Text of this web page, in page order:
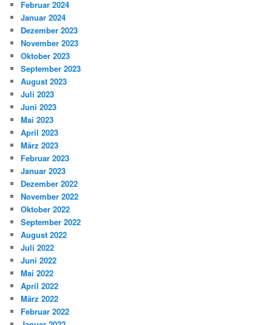
Februar 2024
Januar 2024
Dezember 2023
November 2023
Oktober 2023
September 2023
August 2023
Juli 2023
Juni 2023
Mai 2023
April 2023
März 2023
Februar 2023
Januar 2023
Dezember 2022
November 2022
Oktober 2022
September 2022
August 2022
Juli 2022
Juni 2022
Mai 2022
April 2022
März 2022
Februar 2022